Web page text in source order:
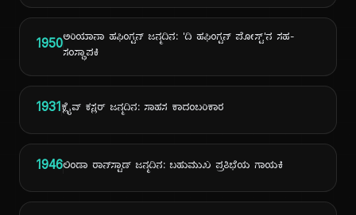
1950ಅರಿಯಾನಾ ಹಫಿಂಗ್ಟನ್ ಜನ್ಮದಿನ: 'ದಿ ಹಫಿಂಗ್ಟನ್ ಪೋಸ್ಟ್'ನ ಸಹ-
ಸಂಸ್ಥಾಪಕಿ
1931ಕ್ಲೈವ್ ಕಸ್ಲರ್ ಜನ್ಮದಿನ: ಸಾಹಸ ಕಾದಂಬರಿಕಾರ
1946ಲಿಂಡಾ ರಾನ್‌ಸ್ಟಾಡ್ ಜನ್ಮದಿನ: ಬಹುಮುಖ ಪ್ರತಿಭೆಯ ಗಾಯಕಿ